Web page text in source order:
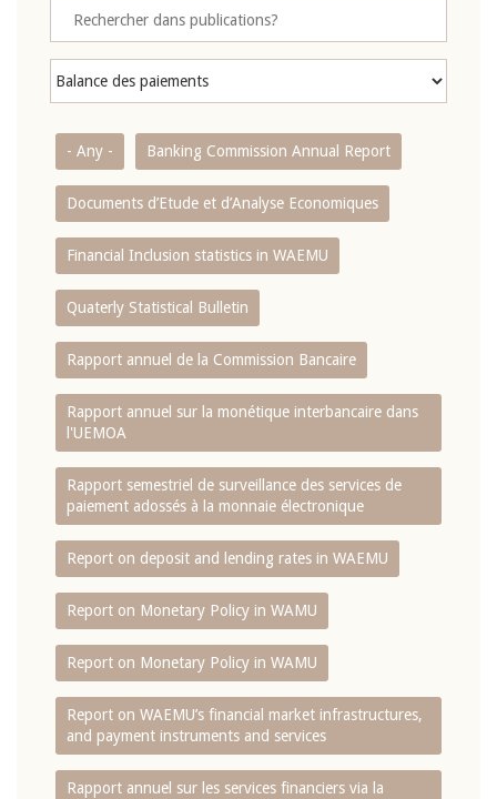
- Any - Banking Commission Annual Report
Documents d’Etude et d’Analyse Economiques
Financial Inclusion statistics in WAEMU
Quaterly Statistical Bulletin
Rapport annuel de la Commission Bancaire
Rapport annuel sur la monétique interbancaire dans
l'UEMOA
Rapport semestriel de surveillance des services de
paiement adossés à la monnaie électronique
Report on deposit and lending rates in WAEMU
Report on Monetary Policy in WAMU
Report on Monetary Policy in WAMU
Report on WAEMU’s financial market infrastructures,
and payment instruments and services
Rapport annuel sur les services financiers via la